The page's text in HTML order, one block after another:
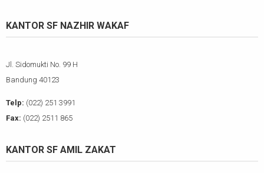
KANTOR SF NAZHIR WAKAF
Jl. Sidomukti No. 99 H
Bandung 40123
Telp: (022) 251 3991
Fax: (022) 2511 865
KANTOR SF AMIL ZAKAT